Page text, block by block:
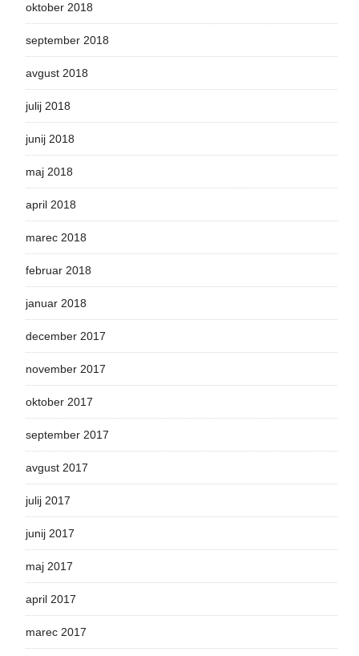
oktober 2018
september 2018
avgust 2018
julij 2018
junij 2018
maj 2018
april 2018
marec 2018
februar 2018
januar 2018
december 2017
november 2017
oktober 2017
september 2017
avgust 2017
julij 2017
junij 2017
maj 2017
april 2017
marec 2017